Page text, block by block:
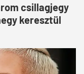
csillagjegy
keresztül